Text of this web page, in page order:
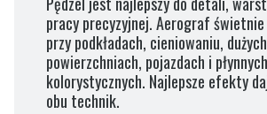
pracy precyzyjnej. Aerograf
przy podkładach, cieniowaniu, dużych
powierzchniach, pojazdach i
kolorystycznych. Najlepsze efekty
obu technik.